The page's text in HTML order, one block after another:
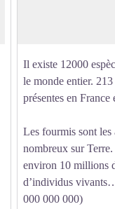
Il existe 12000
le monde entier. 213
présentes en France
Les fourmis sont les
nombreux sur
environ 10 millions
d’individus
000 000 000)